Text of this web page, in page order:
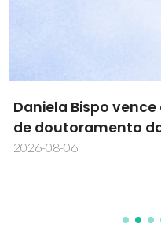
Daniela Bispo
de doutoramento
2026-08-06